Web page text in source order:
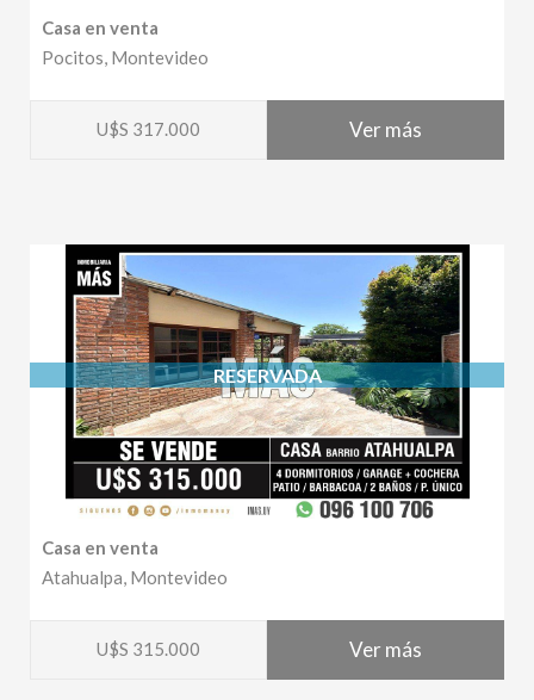
Casa en venta
Pocitos, Montevideo
U$S 317.000 Ver más
RESERVADA
Casa en venta
Atahualpa, Montevideo
U$S 315.000 Ver más